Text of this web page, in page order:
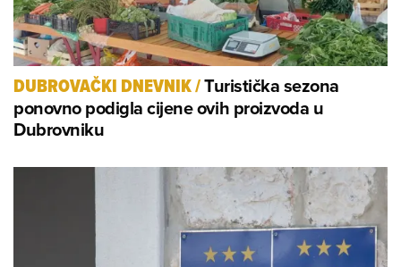
DUBROVAČKI DNEVNIK/Turistička sezona
ponovno podigla cijene ovih proizvoda u
Dubrovniku